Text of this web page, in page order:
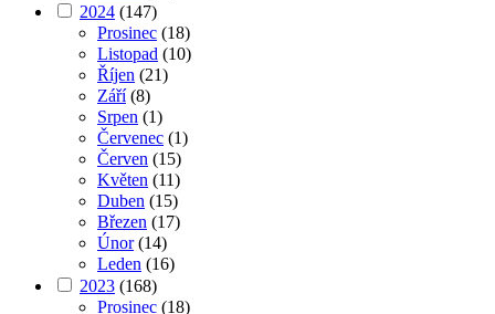
2024 (147)
Prosinec (18)
Listopad (10)
Říjen (21)
Září(8)
Srpen (1)
Červenec (1)
Červen (15)
Květen (11)
Duben (15)
Březen (17)
Únor(14)
Leden (16)
2023 (168)
Prosinec (18)